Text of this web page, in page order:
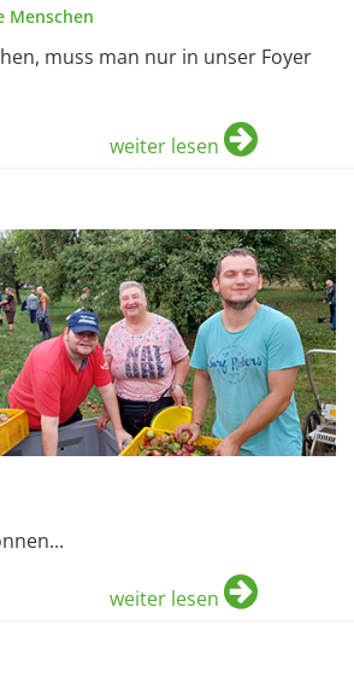
Menschen
muss man nur in unser Foyer
weiter lesen
weiter lesen